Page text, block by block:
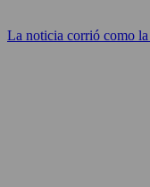
La noticia corrió como